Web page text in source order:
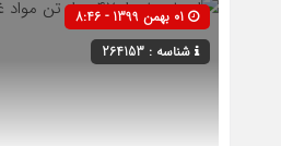
شناسه : 264153